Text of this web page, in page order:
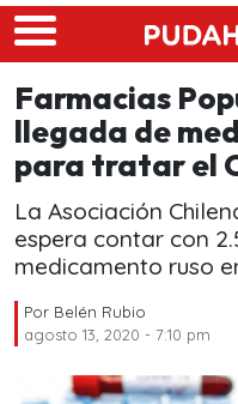
Skip to main content
Farmacias
llegada de
para tratar el
La Asociación
espera contar con
medicamento ruso
Por Belén Rubio
agosto 13, 2020 - 7:10 pm